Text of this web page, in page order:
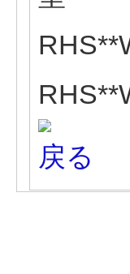
戻る